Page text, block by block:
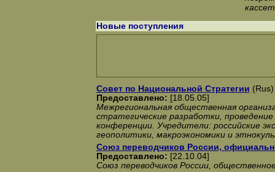
Новые поступления
Совет по Национальной Стратегии
Предоставлено: [18.05.05]
Межрегиональная общественная
стратегические разработки, проведение
конференции. Учредители: российские
геополитики, макроэкономики и
Союз переводчиков России,
Предоставлено: [22.10.04]
Союз переводчиков России,